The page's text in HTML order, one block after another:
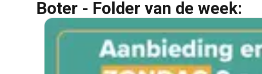
Boter - Folder van de week: